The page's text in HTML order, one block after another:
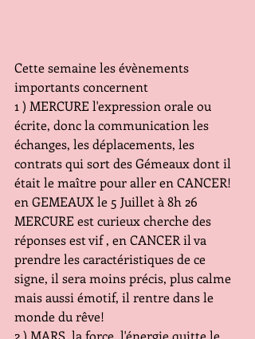
Cette semaine les évènements
importants concernent
1 ) MERCURE l'expression orale ou
écrite, donc la communication les
échanges, les déplacements, les
contrats qui sort des Gémeaux dont il
était le maître pour aller en CANCER!
en GEMEAUX le 5 Juillet à 8h 26
MERCURE est curieux cherche des
réponses est vif , en CANCER il va
prendre les caractéristiques de ce
signe, il sera moins précis, plus calme
mais aussi émotif, il rentre dans le
monde du rêve!
2 ) MARS, la force, l'énergie quitte le